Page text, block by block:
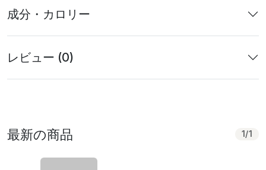
成分・カロリー
レビュー (0)
最新の商品 1 /1